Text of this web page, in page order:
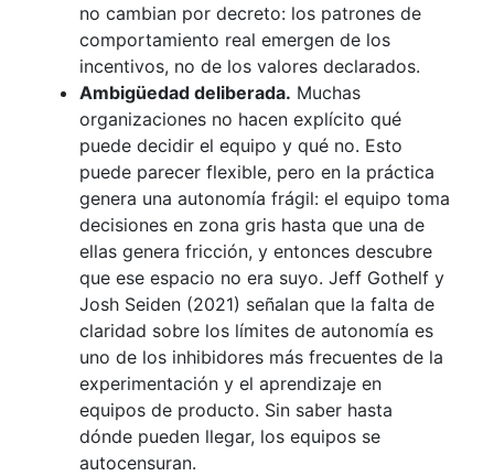
no cambian por decreto: los patrones de
comportamiento real emergen de los
incentivos, no de los valores declarados.
Ambigüedad deliberada. Muchas
organizaciones no hacen explícito qué
puede decidir el equipo y qué no. Esto
puede parecer flexible, pero en la práctica
genera una autonomía frágil: el equipo toma
decisiones en zona gris hasta que una de
ellas genera fricción, y entonces descubre
que ese espacio no era suyo. Jeff Gothelf y
Josh Seiden (2021) señalan que la falta de
claridad sobre los límites de autonomía es
uno de los inhibidores más frecuentes de la
experimentación y el aprendizaje en
equipos de producto. Sin saber hasta
dónde pueden llegar, los equipos se
autocensuran.